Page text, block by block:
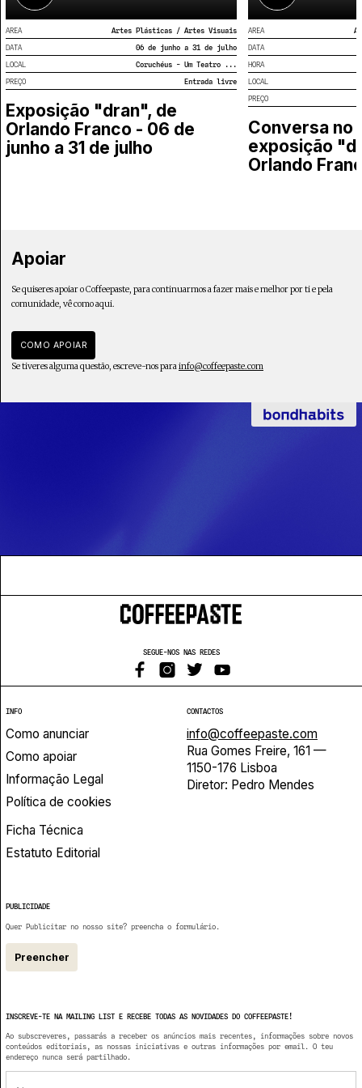
AREA
Artes Plásticas / Artes Visuais
DATA
06 de junho a 31 de julho
LOCAL
Coruchéus - Um Teatro ...
PREÇO
Entrada livre
Exposição "dran", de
Orlando Franco - 06 de
junho a 31 de julho
AREA
DATA
HORA
LOCAL
PREÇO
Conversa no
exposição
Orlando
Apoiar
Se quiseres apoiar o Coffeepaste, para continuarmos a fazer mais e melhor por ti e pela
comunidade, vê como aqui.
COMO APOIAR
Se tiveres alguma questão, escreve-nos parainfo@coffeepaste.com
SEGUE-NOS NAS REDES
INFO
Como anunciar
Como apoiar
Informação Legal
Política de cookies
Ficha Técnica
Estatuto Editorial
CONTACTOS
info@coffeepaste.com
Rua Gomes Freire, 161 —
1150-176 Lisboa
Diretor: Pedro Mendes
PUBLICIDADE
Quer Publicitar no nosso site? preencha o formulário.
Preencher
INSCREVE-TE NA MAILING LIST E RECEBE TODAS AS NOVIDADES DO COFFEEPASTE!
Ao subscreveres, passarás a receber os anúncios mais recentes, informações sobre novos
conteúdos editoriais, as nossas iniciativas e outras informações por email. O teu
endereço nunca será partilhado.